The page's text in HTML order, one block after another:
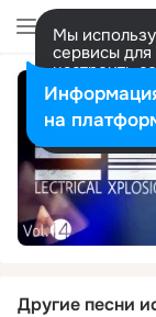
Мы
сервисы для
настроить
Разрешить
Другие песни
на